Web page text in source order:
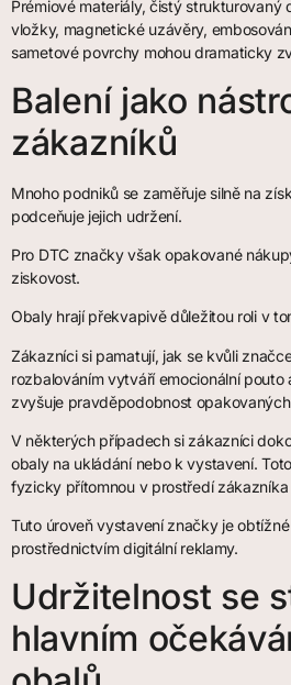
Prémiové materiály, čistý strukturovaný
vložky, magnetické uzávěry,
sametové povrchy mohou dramaticky
Balení jako
zákazníků
Mnoho podniků se zaměřuje silně na
podceňuje jejich udržení.
Pro DTC značky však opakované
ziskovost.
Obaly hrají překvapivě důležitou roli v
Zákazníci si pamatují, jak se kvůli
rozbalováním vytváří emocionální pouto
zvyšuje pravděpodobnost
V některých případech si zákazníci
obaly na ukládání nebo k vystavení.
fyzicky přítomnou v prostředí
Tuto úroveň vystavení značky je
prostřednictvím digitální reklamy.
Udržitelnost se
hlavním